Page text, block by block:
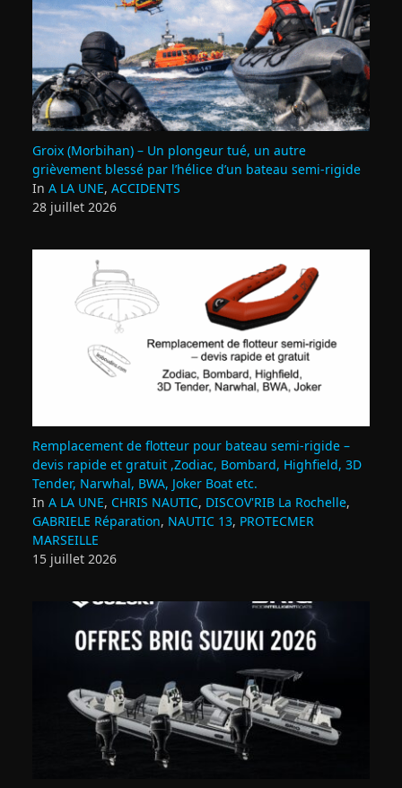
Groix (Morbihan) – Un plongeur tué, un autre
grièvement blessé par l’hélice d’un bateau semi-rigide
In A LA UNE, ACCIDENTS
28 juillet 2026
Remplacement de flotteur pour bateau semi‑rigide –
devis rapide et gratuit ,Zodiac, Bombard, Highfield, 3D
Tender, Narwhal, BWA, Joker Boat etc.
In A LA UNE, CHRIS NAUTIC, DISCOV'RIB La Rochelle,
GABRIELE Réparation, NAUTIC 13, PROTECMER
MARSEILLE
15 juillet 2026